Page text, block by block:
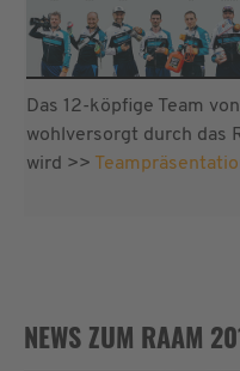
Das 12-köpfige Team
wohlversorgt durch das
wird >>
NEWS ZUM RAAM